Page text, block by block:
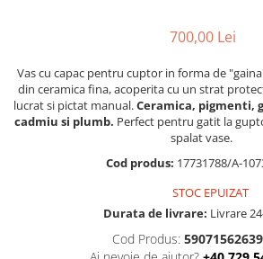
Colectia Infinity
Colectia Morning Glory
Colectia Wild Hearts
700,00 Lei
Vas cu capac pentru cuptor in forma de
din ceramica fina, acoperita cu un strat
lucrat si pictat manual.Ceramica, pigmenti,
cadmiu si plumb. Perfect pentru gatit la
spalat vase.
Cod produs: 17731788/A-
STOC EPUIZAT
Durata de livrare: Livrare
Cod Produs: